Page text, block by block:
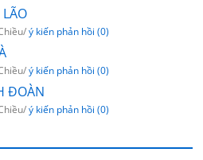
ý kiến phản hồi (0)
ý kiến phản hồi (0)
ĐOÀN
ý kiến phản hồi (0)